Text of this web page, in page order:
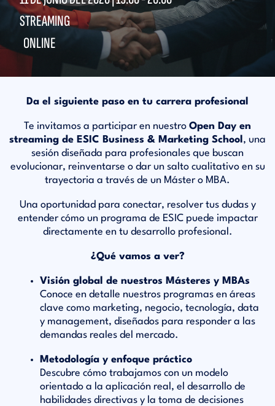
STREAMING
ONLINE
Da el siguiente paso en tu carrera profesional
Te invitamos a participar en nuestro Open Day en
streaming de ESIC Business & Marketing School , una
sesión diseñada para profesionales que buscan
evolucionar, reinventarse o dar un salto cualitativo en su
trayectoria a través de un Máster o MBA.
Una oportunidad para conectar, resolver tus dudas y
entender cómo un programa de ESIC puede impactar
directamente en tu desarrollo profesional.
¿Qué vamos a ver?
Visión global de nuestros Másteres y MBAs
Conoce en detalle nuestros programas en áreas
clave como marketing, negocio, tecnología, data
y management, diseñados para responder a las
demandas reales del mercado.
Metodología y enfoque práctico
Descubre cómo trabajamos con un modelo
orientado a la aplicación real, el desarrollo de
habilidades directivas y la toma de decisiones